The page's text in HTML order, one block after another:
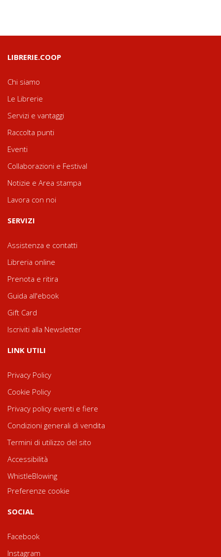
LIBRERIE.COOP
Chi siamo
Le Librerie
Servizi e vantaggi
Raccolta punti
Eventi
Collaborazioni e Festival
Notizie e Area stampa
Lavora con noi
SERVIZI
Assistenza e contatti
Libreria online
Prenota e ritira
Guida all'ebook
Gift Card
Iscriviti alla Newsletter
LINK UTILI
Privacy Policy
Cookie Policy
Privacy policy eventi e fiere
Condizioni generali di vendita
Termini di utilizzo del sito
Accessibilità
WhistleBlowing
Preferenze cookie
SOCIAL
Facebook
Instagram